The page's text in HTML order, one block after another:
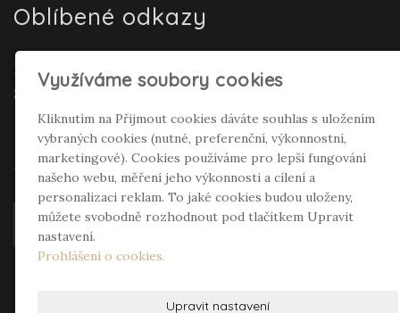
Oblíbené odkazy
Realitní makléř Gepard Renata Polívková
Seifertová
Sociální sítě
Využíváme soubory cookies
Kliknutím na Přijmout cookies dáváte souhlas s uložením
vybraných cookies (nutné, preferenční, výkonnostní,
marketingové). Cookies používáme pro lepší fungování
našeho webu, měření jeho výkonnosti a cílení a
personalizaci reklam. To jaké cookies budou uloženy,
můžete svobodně rozhodnout pod tlačítkem Upravit
nastavení.
Prohlášení o cookies.
Upravit nastavení